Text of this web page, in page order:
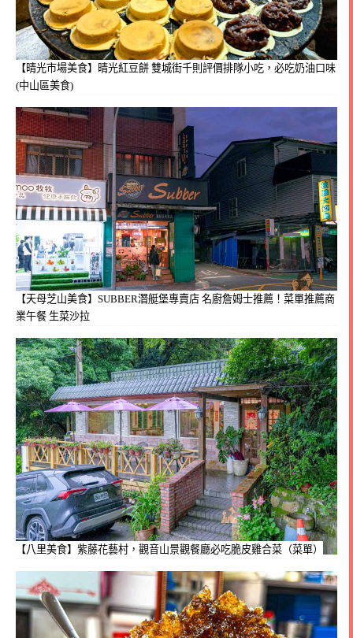
【晴光市場美食】晴光紅豆餅 雙城街千則評價排隊小吃，必吃奶油口味
(中山區美食)
【天母芝山美食】SUBBER潛艇堡專賣店 名廚詹姆士推薦！菜單推薦商
業午餐 生菜沙拉
【八里美食】紫藤花藝村，觀音山景觀餐廳必吃脆皮雞合菜（菜單）